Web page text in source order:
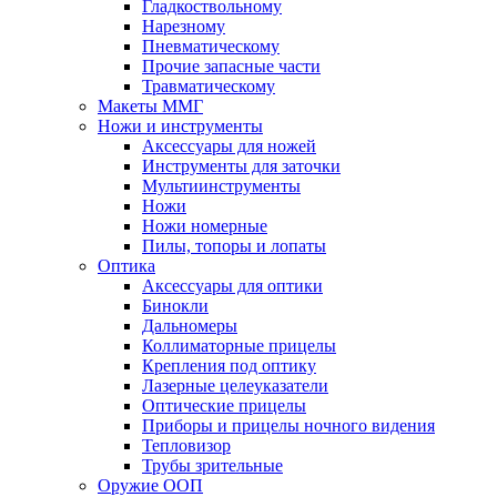
Гладкоствольному
Нарезному
Пневматическому
Прочие запасные части
Травматическому
Макеты ММГ
Ножи и инструменты
Аксессуары для ножей
Инструменты для заточки
Мультиинструменты
Ножи
Ножи номерные
Пилы, топоры и лопаты
Оптика
Аксессуары для оптики
Бинокли
Дальномеры
Коллиматорные прицелы
Крепления под оптику
Лазерные целеуказатели
Оптические прицелы
Приборы и прицелы ночного видения
Тепловизор
Трубы зрительные
Оружие ООП